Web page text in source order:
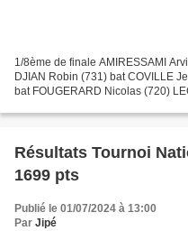
1/8ème de finale AMIRESSAMI
DJIAN Robin (731) bat COVILLE
bat FOUGERARD Nicolas (720)
Résultats Tournoi
1699 pts
Publié le 01/07/2024 à 13:00
Par Jipé